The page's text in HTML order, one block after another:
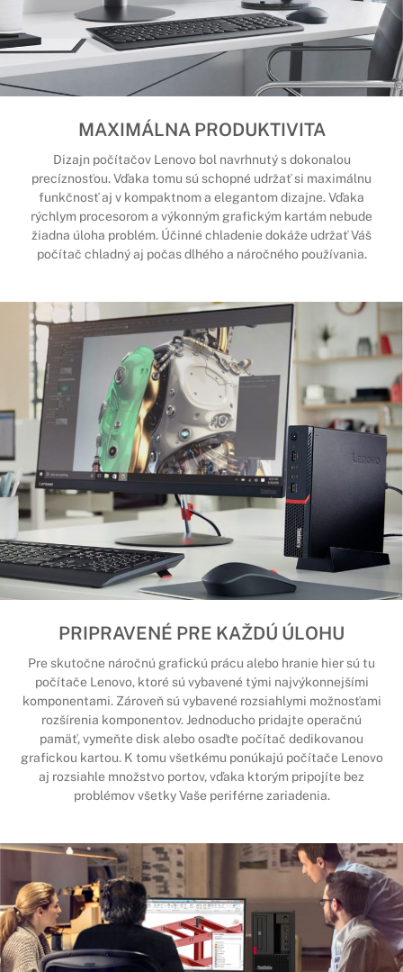
MAXIMÁLNA PRODUKTIVITA
Dizajn počítačov Lenovo bol navrhnutý s dokonalou
precíznosťou. Vďaka tomu sú schopné udržať si maximálnu
funkčnosť aj v kompaktnom a elegantom dizajne. Vďaka
rýchlym procesorom a výkonným grafickým kartám nebude
žiadna úloha problém. Účinné chladenie dokáže udržať Váš
počítač chladný aj počas dlhého a náročného používania.
PRIPRAVENÉ PRE KAŽDÚ ÚLOHU
Pre skutočne náročnú grafickú prácu alebo hranie hier sú tu
počítače Lenovo, ktoré sú vybavené tými najvýkonnejšími
komponentami. Zároveň sú vybavené rozsiahlymi možnosťami
rozšírenia komponentov. Jednoducho pridajte operačnú
pamäť, vymeňte disk alebo osaďte počítač dedikovanou
grafickou kartou. K tomu všetkému ponúkajú počítače Lenovo
aj rozsiahle množstvo portov, vďaka ktorým pripojíte bez
problémov všetky Vaše periférne zariadenia.